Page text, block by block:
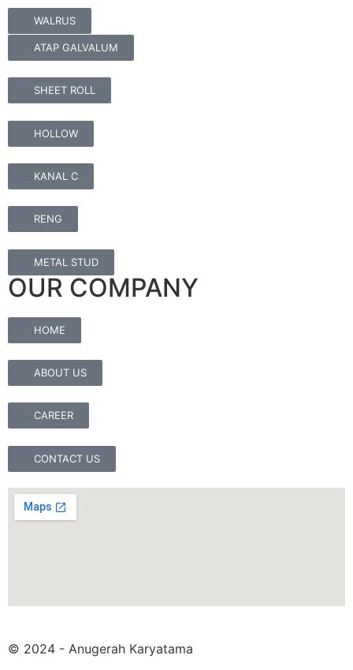
WALRUS
ATAP GALVALUM
SHEET ROLL
HOLLOW
KANAL C
RENG
METAL STUD
OUR COMPANY
HOME
ABOUT US
CAREER
CONTACT US
© 2024 - Anugerah Karyatama